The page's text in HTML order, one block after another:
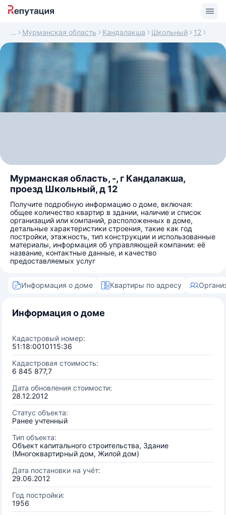
Мурманская область Кандалакша Школьный 12
Мурманская область, -, г Кандалакша,
проезд Школьный, д 12
Получите подробную информацию о доме, включая:
общее количество квартир в здании, наличие и список
организаций или компаний, расположенных в доме,
детальные характеристики строения, такие как год
постройки, этажность, тип конструкции и использованные
материалы, информация об управляющей компании: её
название, контактные данные, и качество
предоставляемых услуг
Информация о доме Квартиры по адресу
Информация о доме
Кадастровый номер:
51:18:0010115:36
Кадастровая стоимость:
6 845 877,7
Дата обновления стоимости:
28.12.2012
Статус объекта:
Ранее учтенный
Тип объекта:
Объект капитального строительства, Здание
(Многоквартирный дом, Жилой дом)
Дата постановки на учёт:
29.06.2012
Год постройки:
1956